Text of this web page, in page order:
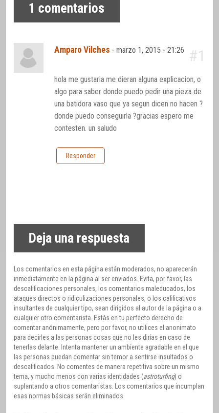
1 comentarios
Amparo Vilches -marzo 1, 2015 - 21:26 #1
hola me gustaria me dieran alguna explicacion, o
algo para saber donde puedo pedir una pieza de
una batidora vaso que ya segun dicen no hacen ?
donde puedo conseguirla ?gracias espero me
contesten. un saludo
Responder
Deja una respuesta
Los comentarios en esta página están moderados, no aparecerán
inmediatamente en la página al ser enviados. Evita, por favor, las
descalificaciones personales, los comentarios maleducados, los
ataques directos o ridiculizaciones personales, o los calificativos
insultantes de cualquier tipo, sean dirigidos al autor de la página o a
cualquier otro comentarista. Estás en tu perfecto derecho de
comentar anónimamente, pero por favor, no utilices el anonimato
para decirles a las personas cosas que no les dirías en caso de
tenerlas delante. Intenta mantener un ambiente agradable en el que
las personas puedan comentar sin temor a sentirse insultados o
descalificados. No comentes de manera repetitiva sobre un mismo
tema, y mucho menos con varias identidades (astroturfing) o
suplantando a otros comentaristas. Los comentarios que incumplan
esas normas básicas serán eliminados.